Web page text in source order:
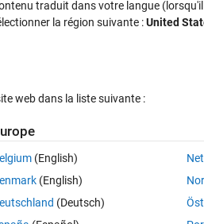
of image by a factor of 3 in both
which I write is correct or not?
traduit dans votre langue
la région suivante :United
web dans la liste suivante :
(English)
(English)
(Deutsch)